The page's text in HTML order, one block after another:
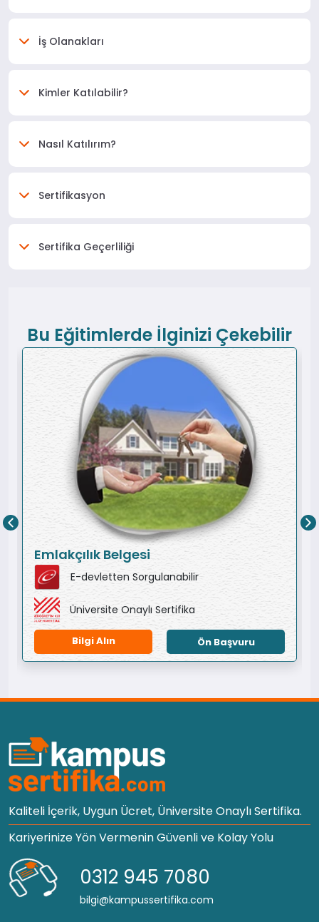
İş Olanakları
Kimler Katılabilir?
Nasıl Katılırım?
Sertifikasyon
Sertifika Geçerliliği
Bu Eğitimlerde İlginizi Çekebilir
Emlakçılık Belgesi
E-devletten Sorgulanabilir
Üniversite Onaylı Sertifika
Bilgi Alın Ön Başvuru
Kaliteli İçerik, Uygun Ücret, Üniversite Onaylı Sertifika.
Kariyerinize Yön Vermenin Güvenli ve Kolay Yolu
0312 945 7080
bilgi@kampussertifika.com